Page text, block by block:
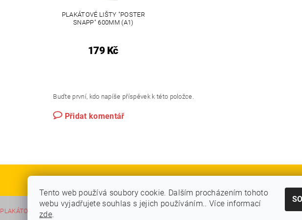
PLAKÁTOVÉ LIŠTY "POSTER
SNAPP" 600MM (A1)
179 Kč
Buďte první, kdo napíše příspěvek k této položce.
Přidat komentář
PLAKÁTOVÉ RÁMY A KLAPRÁMY MOBILNÍ
Tento web používá soubory cookie. Dalším procházením tohoto
webu vyjadřujete souhlas s jejich používáním.. Více informací
zde.